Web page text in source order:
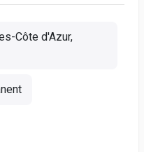
Côte d'Azur,